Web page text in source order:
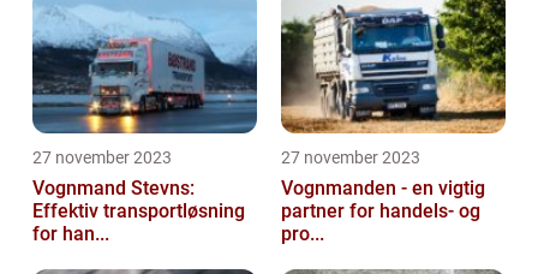
27 november 2023
Vognmand Stevns:
Effektiv transportløsning
for han...
27 november 2023
Vognmanden - en vigtig
partner for handels- og
pro...